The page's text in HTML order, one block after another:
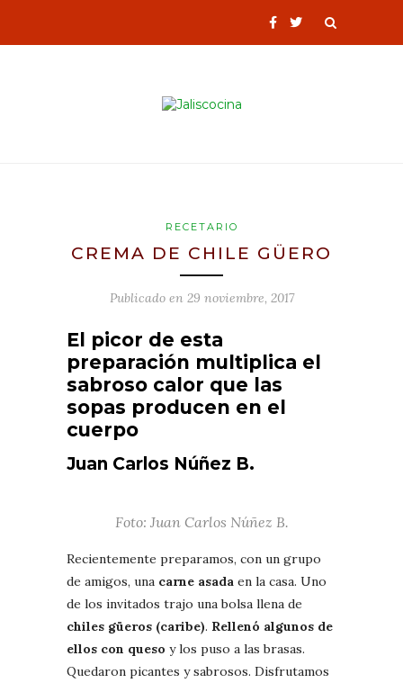
RECETARIO
CREMA DE CHILE GÜERO
Publicado en 29 noviembre, 2017
El picor de esta
preparación multiplica el
sabroso calor que las
sopas producen en el
cuerpo
Juan Carlos Núñez B.
Foto: Juan Carlos Núñez B.
Recientemente preparamos, con un grupo
de amigos, una carne asada en la casa. Uno
de los invitados trajo una bolsa llena de
chiles güeros (caribe). Rellenó algunos de
ellos con queso y los puso a las brasas.
Quedaron picantes y sabrosos. Disfrutamos